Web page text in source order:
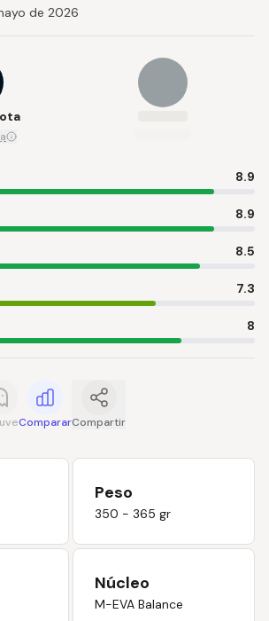
de 2026
8.9
8.9
8.5
7.3
8
CompararCompartir
Peso
350 - 365 gr
Núcleo
M-EVA Balance